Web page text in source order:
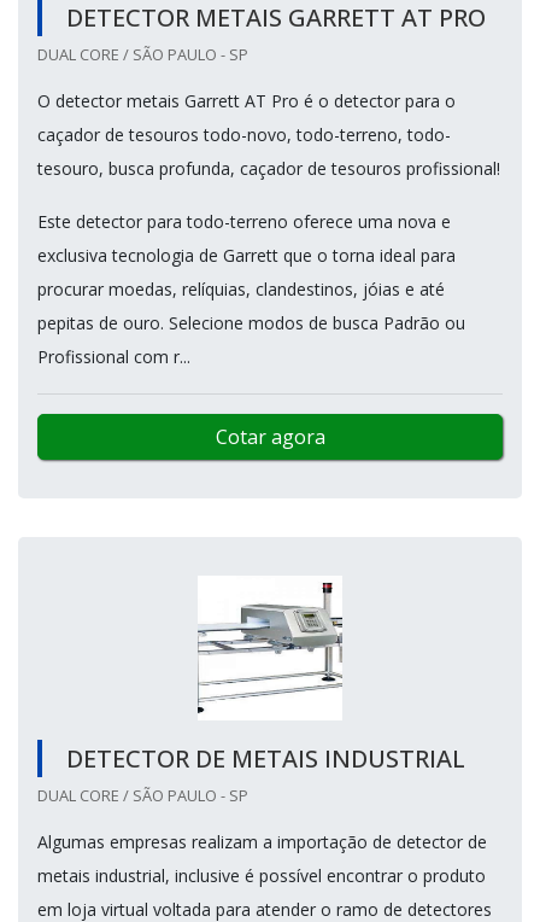
DETECTOR METAIS GARRETT AT PRO
DUAL CORE / SÃO PAULO - SP
O detector metais Garrett AT Pro é o detector para o
caçador de tesouros todo-novo, todo-terreno, todo-
tesouro, busca profunda, caçador de tesouros profissional!
Este detector para todo-terreno oferece uma nova e
exclusiva tecnologia de Garrett que o torna ideal para
procurar moedas, relíquias, clandestinos, jóias e até
pepitas de ouro. Selecione modos de busca Padrão ou
Profissional com r...
Cotar agora
DETECTOR DE METAIS INDUSTRIAL
DUAL CORE / SÃO PAULO - SP
Algumas empresas realizam a importação de detector de
metais industrial, inclusive é possível encontrar o produto
em loja virtual voltada para atender o ramo de detectores